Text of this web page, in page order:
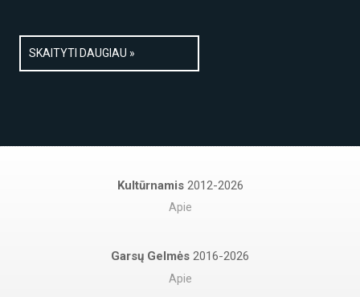
SKAITYTI DAUGIAU »
Kultūrnamis 2012-2026
Apie
Garsų Gelmės 2016-2026
Apie